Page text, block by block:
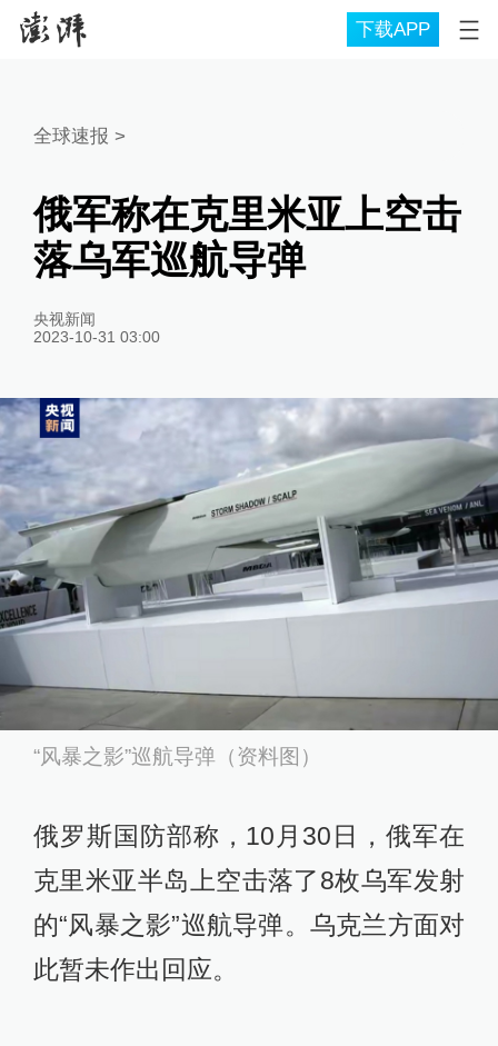
下载APP
全球速报 >
俄军称在克里米亚上空击
落乌军巡航导弹
央视新闻
2023-10-31 03:00
“风暴之影”巡航导弹（资料图）
俄罗斯国防部称，10月30日，俄军在
克里米亚半岛上空击落了8枚乌军发射
的“风暴之影”巡航导弹。乌克兰方面对
此暂未作出回应。